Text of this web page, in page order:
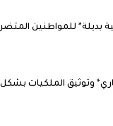
للمواطنين
وتوثيق الملكيات